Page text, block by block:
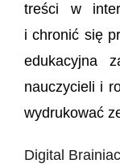
treści w
i chronić się
edukacyjna
nauczycieli i
wydrukować
Digital